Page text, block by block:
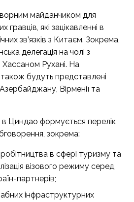
майданчиком для
гравців, які зацікавленні в
зв’язків з Китаєм. Зокрема,
делегація на чолі з
Рухані. На
будуть представлені
Азербайджану, Вірменії та
в Циндао формується перелік
зокрема:
в сфері туризму та
візового режиму серед
партнерів;
інфраструктурних